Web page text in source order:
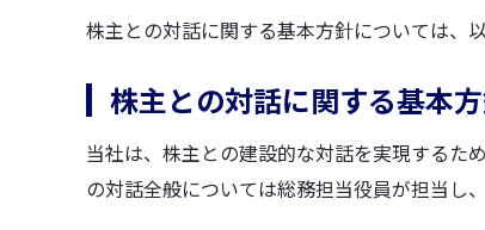
すべて見る すべて見る
車輌資材 ビスコテックス
会社紹介動画
コーポレートガバナンス
株主との対話に関する基本方針については、
株主との対話に関する基本
当社は、株主との建設的な対話を実現するた
の対話全般については総務担当役員が担当し